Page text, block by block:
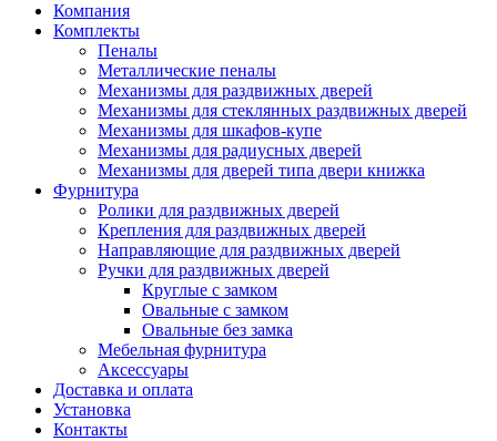
Компания
Комплекты
Пеналы
Металлические пеналы
Механизмы для раздвижных дверей
Механизмы для стеклянных раздвижных дверей
Механизмы для шкафов-купе
Механизмы для радиусных дверей
Механизмы для дверей типа двери книжка
Фурнитура
Ролики для раздвижных дверей
Крепления для раздвижных дверей
Направляющие для раздвижных дверей
Ручки для раздвижных дверей
Круглые с замком
Овальные с замком
Овальные без замка
Мебельная фурнитура
Аксессуары
Доставка и оплата
Установка
Контакты